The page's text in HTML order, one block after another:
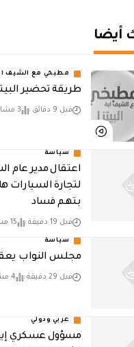
أيضا
مطبخي مع الشيف
طريقة تحضير
قبل 9 دقائق 3 مشاهدات
سياسة
اعتقال مدير عام
لتجارة السيارات
بتهم فساد
قبل 19 دقيقة 15 مشاهدات
سياسة
مجلس النواب
قبل 29 دقيقة 4 مشاهدات
عربي ودولي
مسؤول عسكري